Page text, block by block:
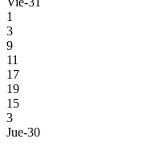
1
3
9
11
17
19
15
3
Jue-30